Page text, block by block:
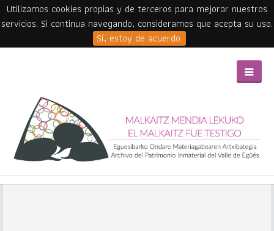
Utilizamos cookies propias y de terceros para mejorar nuestros
servicios. Si continua navegando, consideramos que acepta su uso.
Sí, estoy de acuerdo.